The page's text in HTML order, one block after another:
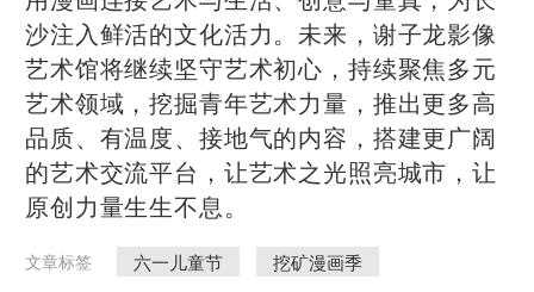
沙注入鲜活的文化活力。未来，谢子龙影像
艺术馆将继续坚守艺术初心，持续聚焦多元
艺术领域，挖掘青年艺术力量，推出更多高
品质、有温度、接地气的内容，搭建更广阔
的艺术交流平台，让艺术之光照亮城市，让
原创力量生生不息。
文章标签 六一儿童节
挖矿漫画季